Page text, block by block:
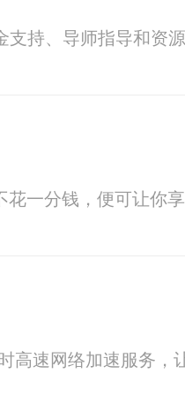
持、导师指导和资
一分钱，便可让你
速网络加速服务，